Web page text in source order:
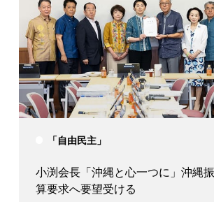
「自由民主」
小渕会長「沖縄と心一つに」沖縄
算要求へ要望受ける